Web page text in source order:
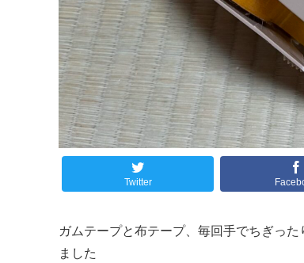
Twitter
ガムテープと布テープ、毎回手でちぎっ
ました